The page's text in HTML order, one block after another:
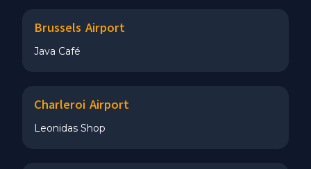
Brussels Airport
Java Café
Charleroi Airport
Leonidas Shop